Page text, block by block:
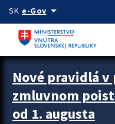
Preskocit na hlavný obsah
SK e-Govarrow_drop_down
Zastavit automatický posun
Nové pravidlá
zmluvnom
od 1. augusta